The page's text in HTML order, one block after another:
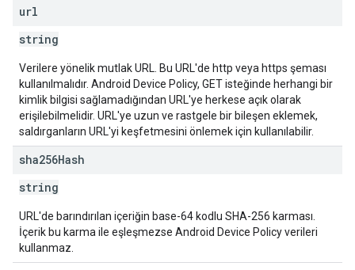
url
string
Verilere yönelik mutlak URL. Bu URL'de http veya https şeması
kullanılmalıdır. Android Device Policy, GET isteğinde herhangi bir
kimlik bilgisi sağlamadığından URL'ye herkese açık olarak
erişilebilmelidir. URL'ye uzun ve rastgele bir bileşen eklemek,
saldırganların URL'yi keşfetmesini önlemek için kullanılabilir.
sha256Hash
string
URL'de barındırılan içeriğin base-64 kodlu SHA-256 karması.
İçerik bu karma ile eşleşmezse Android Device Policy verileri
kullanmaz.